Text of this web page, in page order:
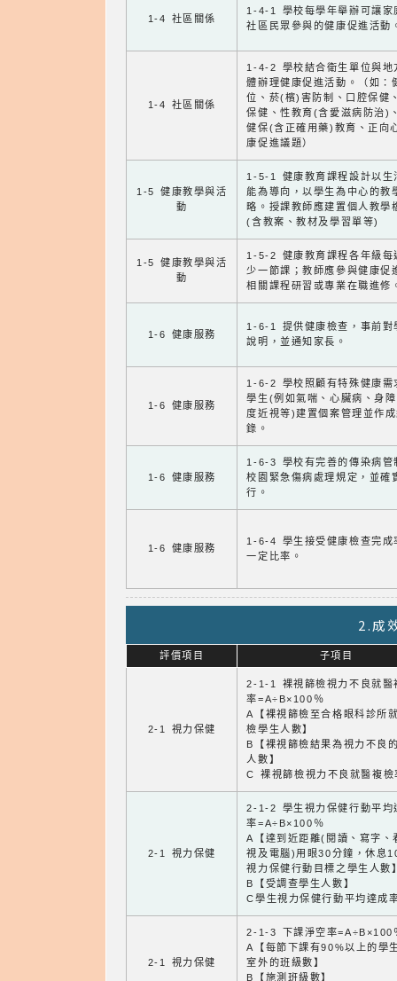
1-4 社區關係
1-4-1 學校每學年舉辦可讓家
社區民眾參與的健康促進活動
1-4 社區關係
1-4-2 學校結合衛生單位與地
體辦理健康促進活動。（如：
位、菸(檳)害防制、口腔保健
保健、性教育(含愛滋病防治)
健保(含正確用藥)教育、正向
康促進議題）
1-5 健康教學與活
動
1-5-1 健康教育課程設計以生
能為導向，以學生為中心的教
略。授課教師應建置個人教學
(含教案、教材及學習單等)
1-5 健康教學與活
動
1-5-2 健康教育課程各年級每
少一節課；教師應參與健康促
相關課程研習或專業在職進修
1-6 健康服務
1-6-1 提供健康檢查，事前對
說明，並通知家長。
1-6 健康服務
1-6-2 學校照顧有特殊健康需
學生(例如氣喘、心臟病、身
度近視等)建置個案管理並作
錄。
1-6 健康服務
1-6-3 學校有完善的傳染病管
校園緊急傷病處理規定，並確
行。
1-6 健康服務
1-6-4 學生接受健康檢查完成
一定比率。
2.成
評價項目 子項目
2-1 視力保健
2-1-1 裸視篩檢視力不良就醫
率=A÷B×100％
A【裸視篩檢至合格眼科診所
檢學生人數】
B【裸視篩檢結果為視力不良
人數】
C 裸視篩檢視力不良就醫複檢
2-1 視力保健
2-1-2 學生視力保健行動平均
率=A÷B×100％
A【達到近距離(閱讀、寫字、
視及電腦)用眼30分鐘，休息
視力保健行動目標之學生人數
B【受調查學生人數】
C學生視力保健行動平均達成
2-1 視力保健
2-1-3 下課淨空率=A÷B×100
A【每節下課有90%以上的學
室外的班級數】
B【施測班級數】